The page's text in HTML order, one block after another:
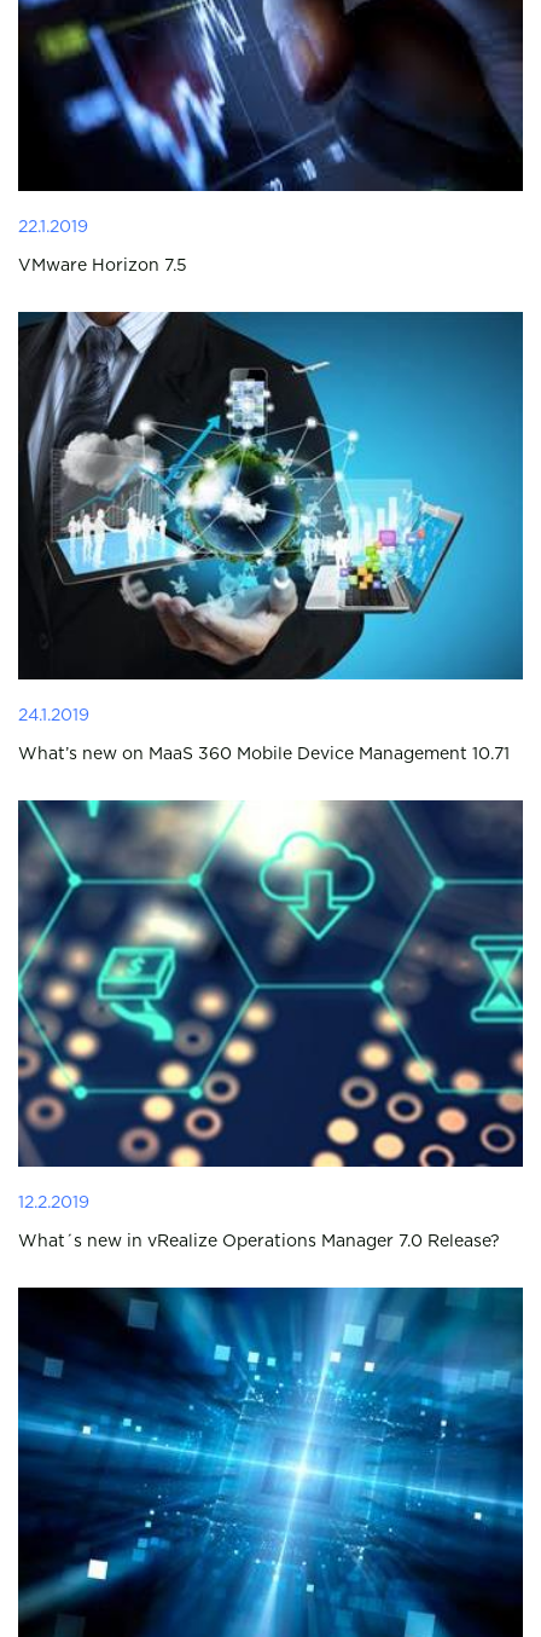
22.1.2019
VMware Horizon 7.5
24.1.2019
What’s new on MaaS 360 Mobile Device Management 10.71
12.2.2019
What´s new in vRealize Operations Manager 7.0 Release?